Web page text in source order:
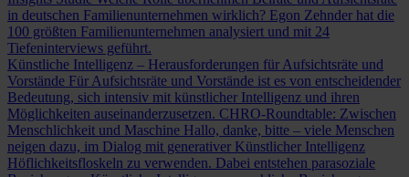
in deutschen Familienunternehmen wirklich? Egon Zehnder hat die
100 größten Familienunternehmen analysiert und mit 24
Tiefeninterviews geführt.
Künstliche Intelligenz – Herausforderungen für Aufsichtsräte und
Vorstände Für Aufsichtsräte und Vorstände ist es von entscheidender
Bedeutung, sich intensiv mit künstlicher Intelligenz und ihren
Möglichkeiten auseinanderzusetzen. CHRO-Roundtable: Zwischen
Menschlichkeit und Maschine Hallo, danke, bitte – viele Menschen
neigen dazu, im Dialog mit generativer Künstlicher Intelligenz
Höflichkeitsfloskeln zu verwenden. Dabei entstehen parasoziale